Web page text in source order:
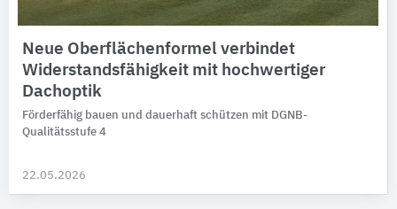
Neue Oberflächenformel verbindet
Widerstandsfähigkeit mit hochwertiger
Dachoptik
Förderfähig bauen und dauerhaft schützen mit DGNB-
Qualitätsstufe 4
22.05.2026